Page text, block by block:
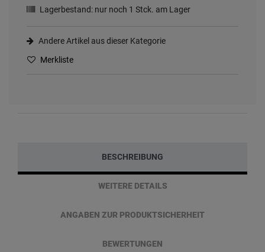
Lagerbestand: nur noch 1 Stck. am Lager
Andere Artikel aus dieser Kategorie
Merkliste
BESCHREIBUNG
WEITERE DETAILS
ANGABEN ZUR PRODUKTSICHERHEIT
BEWERTUNGEN